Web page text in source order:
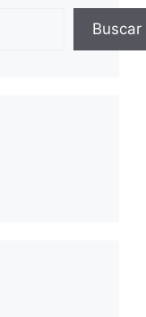
Buscar